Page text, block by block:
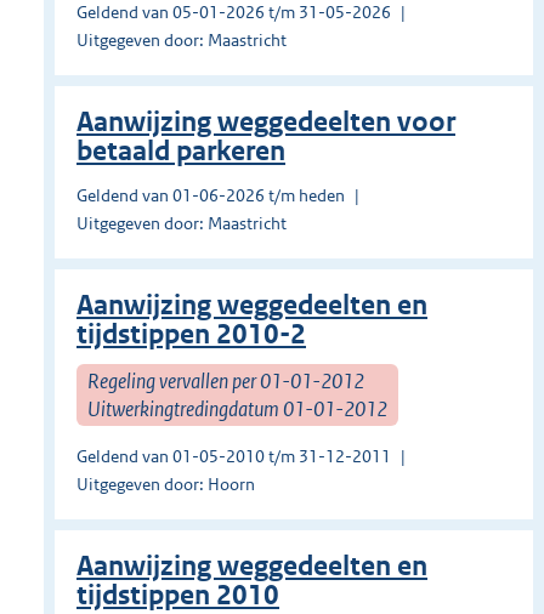
Geldend van 05-01-2026 t/m 31-05-2026
Uitgegeven door: Maastricht
Aanwijzing weggedeelten voor
betaald parkeren
Geldend van 01-06-2026 t/m heden
Uitgegeven door: Maastricht
Aanwijzing weggedeelten en
tijdstippen 2010-2
Regeling vervallen per 01-01-2012
Uitwerkingtredingdatum 01-01-2012
Geldend van 01-05-2010 t/m 31-12-2011
Uitgegeven door: Hoorn
Aanwijzing weggedeelten en
tijdstippen 2010